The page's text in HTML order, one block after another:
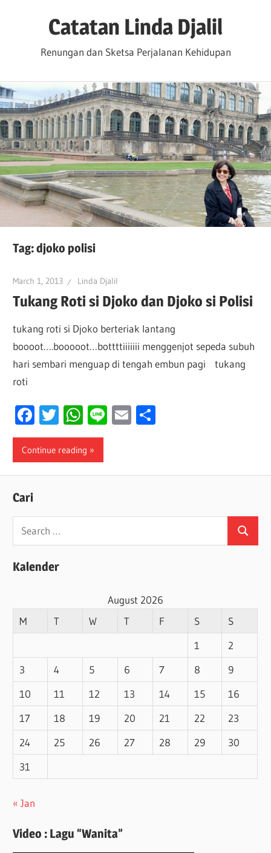
Catatan Linda Djalil
Renungan dan Sketsa Perjalanan Kehidupan
Tag:djoko polisi
March 1, 2013 Linda Djalil
Tukang Roti si Djoko dan Djoko si Polisi
tukang roti si Djoko berteriak lantang
boooot….booooot…bottttiiiiiii menggenjot sepeda subuh
hari sembari menguap di tengah embun pagi tukang
roti
Facebook
Twitter
WhatsApp
LineEmail
Continue reading
Cari
Search
for:
Search
Kalender
August 2026
M
T W T F S
S
1
2
3
4 5 6 7 8
9
10
11 12 13 14 15
16
17
18 19 20 21 22
23
24
25 26 27 28 29
30
31
« Jan
Video : Lagu “Wanita”